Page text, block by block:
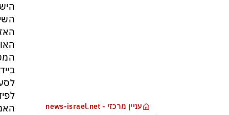
עניין מרכזי - news-israel.net